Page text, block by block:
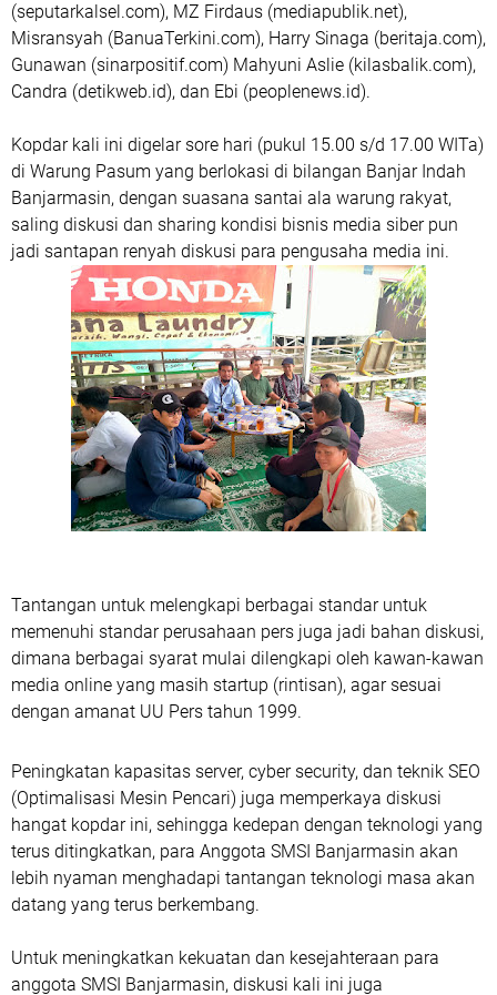
(seputarkalsel.com), MZ Firdaus (mediapublik.net),
Misransyah (BanuaTerkini.com), Harry Sinaga (beritaja.com),
Gunawan (sinarpositif.com) Mahyuni Aslie (kilasbalik.com),
Candra (detikweb.id), dan Ebi (peoplenews.id).
Kopdar kali ini digelar sore hari (pukul 15.00 s/d 17.00 WITa)
di Warung Pasum yang berlokasi di bilangan Banjar Indah
Banjarmasin, dengan suasana santai ala warung rakyat,
saling diskusi dan sharing kondisi bisnis media siber pun
jadi santapan renyah diskusi para pengusaha media ini.
Tantangan untuk melengkapi berbagai standar untuk
memenuhi standar perusahaan pers juga jadi bahan diskusi,
dimana berbagai syarat mulai dilengkapi oleh kawan-kawan
media online yang masih startup (rintisan), agar sesuai
dengan amanat UU Pers tahun 1999.
Peningkatan kapasitas server, cyber security, dan teknik SEO
(Optimalisasi Mesin Pencari) juga memperkaya diskusi
hangat kopdar ini, sehingga kedepan dengan teknologi yang
terus ditingkatkan, para Anggota SMSI Banjarmasin akan
lebih nyaman menghadapi tantangan teknologi masa akan
datang yang terus berkembang.
Untuk meningkatkan kekuatan dan kesejahteraan para
anggota SMSI Banjarmasin, diskusi kali ini juga